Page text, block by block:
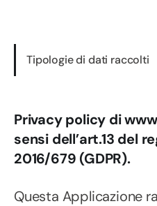
Tipologie di dati raccolti
Privacy policy di
sensi dell’art.13 del
2016/679 (GDPR).
Questa Applicazione